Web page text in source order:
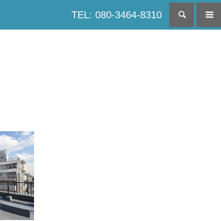
TEL: 080-3464-8310 検索